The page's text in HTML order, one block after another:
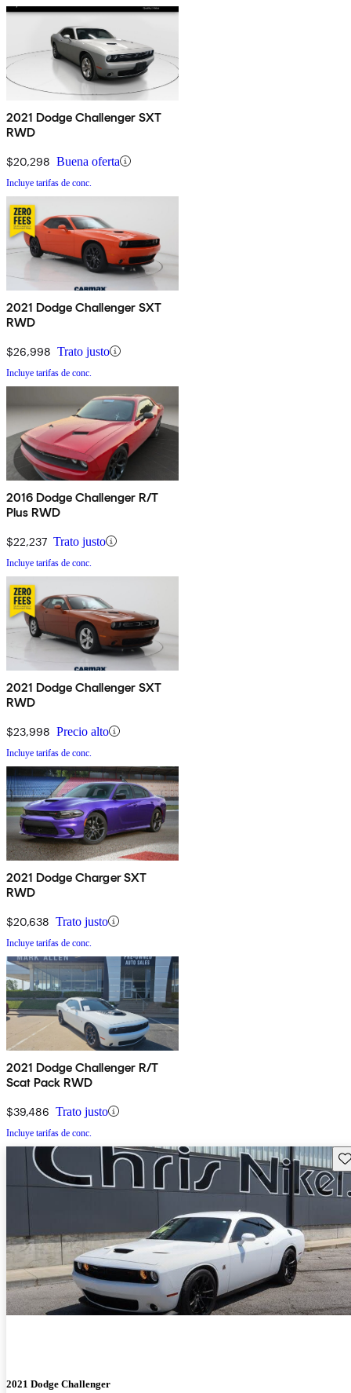
2021 Dodge Challenger SXT
RWD
$20,298 Buena oferta
Incluye tarifas de conc.
2021 Dodge Challenger SXT
RWD
$26,998 Trato justo
Incluye tarifas de conc.
2016 Dodge Challenger R/T
Plus RWD
$22,237 Trato justo
Incluye tarifas de conc.
2021 Dodge Challenger SXT
RWD
$23,998 Precio alto
Incluye tarifas de conc.
2021 Dodge Charger SXT
RWD
$20,638 Trato justo
Incluye tarifas de conc.
2021 Dodge Challenger R/T
Scat Pack RWD
$39,486 Trato justo
Incluye tarifas de conc.
2021 Dodge Challenger